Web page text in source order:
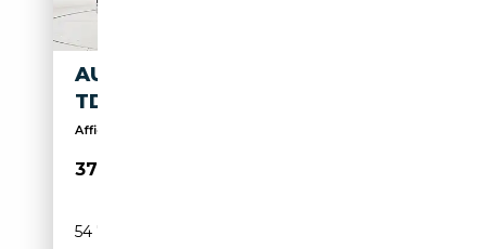
AUDI Q3 SPORTBACK 35 2.0
TDI S LINE EDITION
Affidatevi all' accuratezza dei nostri 110 control...
37 900€
54 780 km